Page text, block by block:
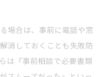
場合は、事前に電話や窓
消しておくことも失敗防
は『事前相談で必要書類